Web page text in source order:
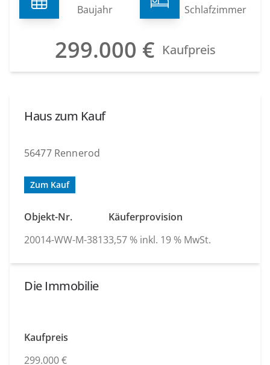
Baujahr Schlafzimmer
299.000 € Kaufpreis
Haus zum Kauf
56477 Rennerod
Zum Kauf
Objekt-Nr.
20014-WW-M-3813
Käuferprovision
3,57 % inkl. 19 % MwSt.
Die Immobilie
Kaufpreis
299.000 €